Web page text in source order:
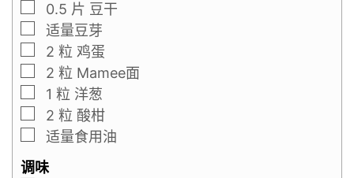
0.5 片 豆干
适量豆芽
2 粒 鸡蛋
2 粒 Mamee面
1 粒 洋葱
2 粒 酸柑
适量食用油
调味